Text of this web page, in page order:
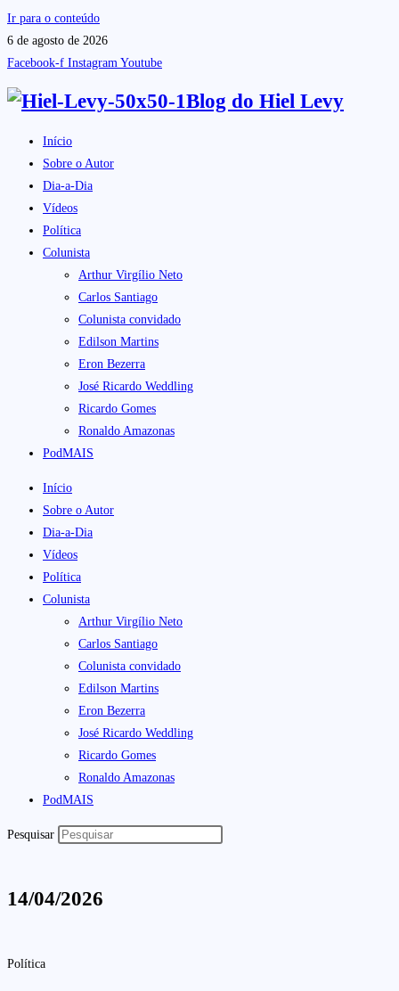
Ir para o conteúdo
6 de agosto de 2026
Facebook-f Instagram Youtube
Blog do Hiel Levy
Início
Sobre o Autor
Dia-a-Dia
Vídeos
Política
Colunista
Arthur Virgílio Neto
Carlos Santiago
Colunista convidado
Edilson Martins
Eron Bezerra
José Ricardo Weddling
Ricardo Gomes
Ronaldo Amazonas
PodMAIS
Início
Sobre o Autor
Dia-a-Dia
Vídeos
Política
Colunista
Arthur Virgílio Neto
Carlos Santiago
Colunista convidado
Edilson Martins
Eron Bezerra
José Ricardo Weddling
Ricardo Gomes
Ronaldo Amazonas
PodMAIS
Pesquisar
14/04/2026
Política